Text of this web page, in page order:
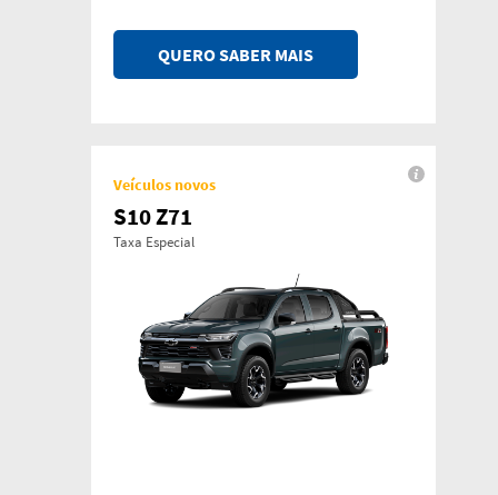
QUERO SABER MAIS
Veículos novos
S10 Z71
Taxa Especial